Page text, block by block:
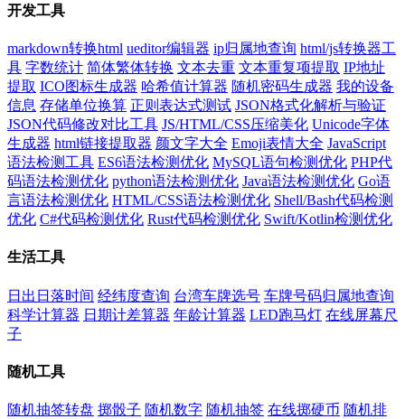
开发工具
markdown转换html ueditor编辑器 ip归属地查询 html/js转换器工
具 字数统计 简体繁体转换 文本去重 文本重复项提取 IP地址
提取 ICO图标生成器 哈希值计算器 随机密码生成器 我的设备
信息 存储单位换算 正则表达式测试 JSON格式化解析与验证
JSON代码修改对比工具 JS/HTML/CSS压缩美化 Unicode字体
生成器 html链接提取器 颜文字大全 Emoji表情大全 JavaScript
语法检测工具 ES6语法检测优化 MySQL语句检测优化 PHP代
码语法检测优化 python语法检测优化 Java语法检测优化 Go语
言语法检测优化 HTML/CSS语法检测优化 Shell/Bash代码检测
优化 C#代码检测优化 Rust代码检测优化 Swift/Kotlin检测优化
生活工具
日出日落时间 经纬度查询 台湾车牌选号 车牌号码归属地查询
科学计算器 日期计差算器 年龄计算器 LED跑马灯 在线屏幕尺
子
随机工具
随机抽签转盘 掷骰子 随机数字 随机抽签 在线掷硬币 随机排